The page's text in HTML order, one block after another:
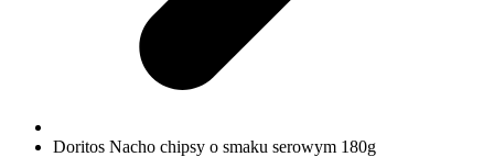
Doritos Nacho chipsy o smaku serowym 180g